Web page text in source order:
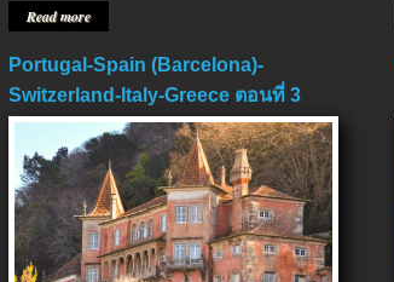
Read more
Portugal-Spain (Barcelona)-
Switzerland-Italy-Greece ตอนที่ 3